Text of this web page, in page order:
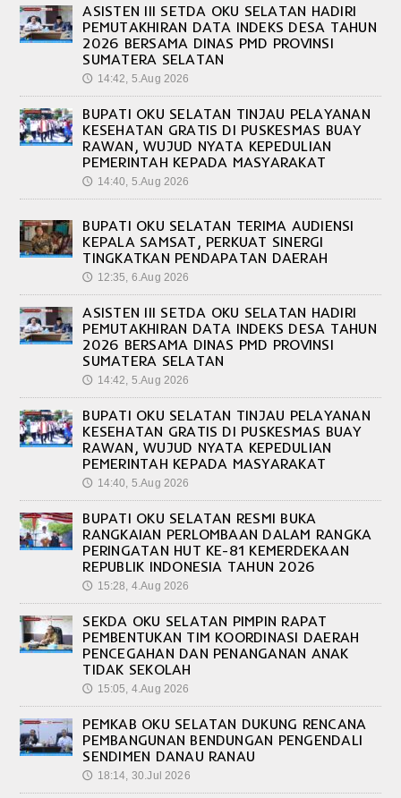
ASISTEN III SETDA OKU SELATAN HADIRI
PEMUTAKHIRAN DATA INDEKS DESA TAHUN
2026 BERSAMA DINAS PMD PROVINSI
SUMATERA SELATAN
🕔 14:42, 5.Aug 2026
BUPATI OKU SELATAN TINJAU PELAYANAN
KESEHATAN GRATIS DI PUSKESMAS BUAY
RAWAN, WUJUD NYATA KEPEDULIAN
PEMERINTAH KEPADA MASYARAKAT
🕔 14:40, 5.Aug 2026
BUPATI OKU SELATAN TERIMA AUDIENSI
KEPALA SAMSAT, PERKUAT SINERGI
TINGKATKAN PENDAPATAN DAERAH
🕔 12:35, 6.Aug 2026
ASISTEN III SETDA OKU SELATAN HADIRI
PEMUTAKHIRAN DATA INDEKS DESA TAHUN
2026 BERSAMA DINAS PMD PROVINSI
SUMATERA SELATAN
🕔 14:42, 5.Aug 2026
BUPATI OKU SELATAN TINJAU PELAYANAN
KESEHATAN GRATIS DI PUSKESMAS BUAY
RAWAN, WUJUD NYATA KEPEDULIAN
PEMERINTAH KEPADA MASYARAKAT
🕔 14:40, 5.Aug 2026
BUPATI OKU SELATAN RESMI BUKA
RANGKAIAN PERLOMBAAN DALAM RANGKA
PERINGATAN HUT KE-81 KEMERDEKAAN
REPUBLIK INDONESIA TAHUN 2026
🕔 15:28, 4.Aug 2026
SEKDA OKU SELATAN PIMPIN RAPAT
PEMBENTUKAN TIM KOORDINASI DAERAH
PENCEGAHAN DAN PENANGANAN ANAK
TIDAK SEKOLAH
🕔 15:05, 4.Aug 2026
PEMKAB OKU SELATAN DUKUNG RENCANA
PEMBANGUNAN BENDUNGAN PENGENDALI
SENDIMEN DANAU RANAU
🕔 18:14, 30.Jul 2026